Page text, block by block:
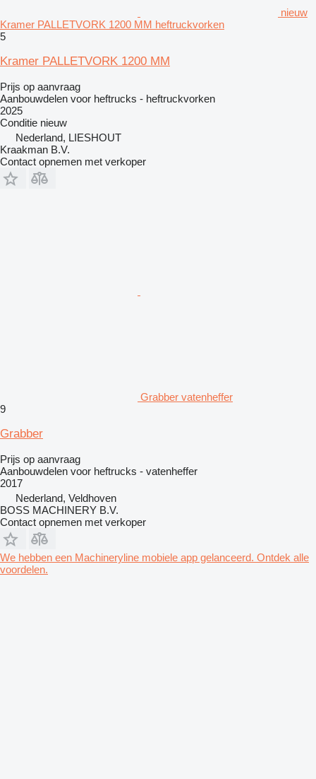
nieuw
Kramer PALLETVORK 1200 MM heftruckvorken
5
Kramer PALLETVORK 1200 MM
Prijs op aanvraag
Aanbouwdelen voor heftrucks - heftruckvorken
2025
Conditie nieuw
Nederland, LIESHOUT
Kraakman B.V.
Contact opnemen met verkoper
Grabber vatenheffer
9
Grabber
Prijs op aanvraag
Aanbouwdelen voor heftrucks - vatenheffer
2017
Nederland, Veldhoven
BOSS MACHINERY B.V.
Contact opnemen met verkoper
We hebben een Machineryline mobiele app gelanceerd. Ontdek alle
voordelen.